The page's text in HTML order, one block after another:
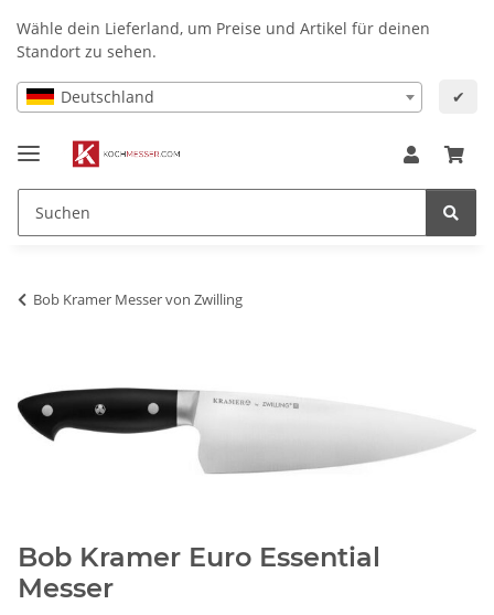
Wähle dein Lieferland, um Preise und Artikel für deinen
Standort zu sehen.
Deutschland ✔
Bob Kramer Messer von Zwilling
Bob Kramer Euro Essential
Messer